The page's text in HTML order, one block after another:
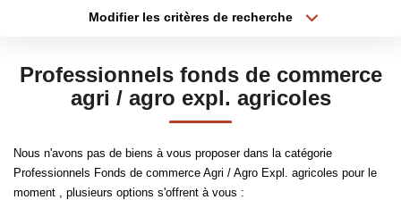
LOCATIONS
GESTION
LE GROUPE
Qui Sommes-Nous ?
Nos Agences
Modifier les critères de recherche
Sélectionnez...
Type de bien
Surface min
Créer une alerte
Professionnels fonds de commerce
agri / agro expl. agricoles
Nous n'avons pas de biens à vous proposer dans la catégorie
Professionnels Fonds de commerce Agri / Agro Expl. agricoles pour le
moment , plusieurs options s'offrent à vous :